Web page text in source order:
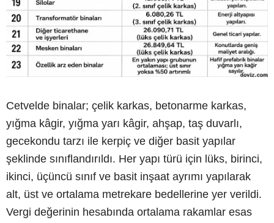
Cetvelde binalar; çelik karkas, betonarme karkas,
yığma kâgir, yığma yarı kâgir, ahşap, taş duvarlı,
gecekondu tarzı ile kerpiç ve diğer basit yapılar
şeklinde sınıflandırıldı. Her yapı türü için lüks, birinci,
ikinci, üçüncü sınıf ve basit inşaat ayrımı yapılarak
alt, üst ve ortalama metrekare bedellerine yer verildi.
Vergi değerinin hesabında ortalama rakamlar esas